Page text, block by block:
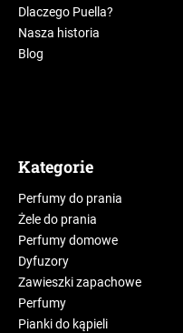
Dlaczego Puella?
Nasza historia
Blog
Kategorie
Perfumy do prania
Żele do prania
Perfumy domowe
Dyfuzory
Zawieszki zapachowe
Perfumy
Pianki do kąpieli